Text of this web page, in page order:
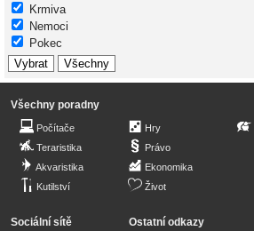
Krmiva
Nemoci
Pokec
Všechny poradny
Počítače
Teraristika
Akvaristika
Kutilství
Hry
Právo
Ekonomika
Život
Sociální sítě Ostatní odkazy